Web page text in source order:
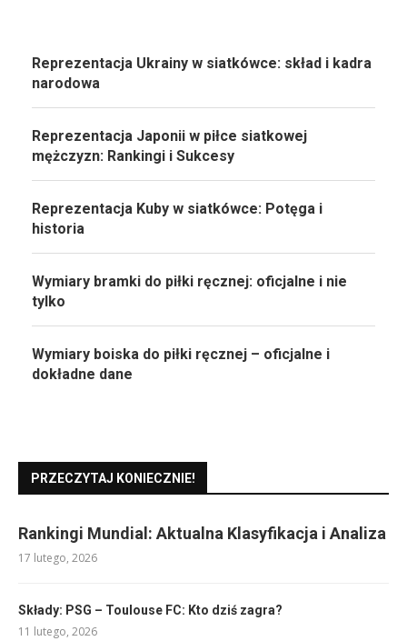
Reprezentacja Ukrainy w siatkówce: skład i kadra
narodowa
Reprezentacja Japonii w piłce siatkowej
mężczyzn: Rankingi i Sukcesy
Reprezentacja Kuby w siatkówce: Potęga i
historia
Wymiary bramki do piłki ręcznej: oficjalne i nie
tylko
Wymiary boiska do piłki ręcznej – oficjalne i
dokładne dane
PRZECZYTAJ KONIECZNIE!
Rankingi Mundial: Aktualna Klasyfikacja i Analiza
17 lutego, 2026
Składy: PSG – Toulouse FC: Kto dziś zagra?
11 lutego, 2026